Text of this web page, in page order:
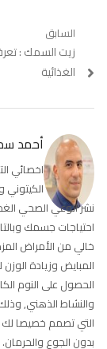
تصفّح
المقالات
السابق
Previous
post:
زيت السمك :
الغذائية
أحمد
اخصائي
نشر الوعي الصحي
احتياجات جسمك
خالي من الأمراض
المبايض وزيادة
الحصول على النوم
والنشاط الذهني,
التي تصمم خصيصا لك
بدون الجوع والحرمان.